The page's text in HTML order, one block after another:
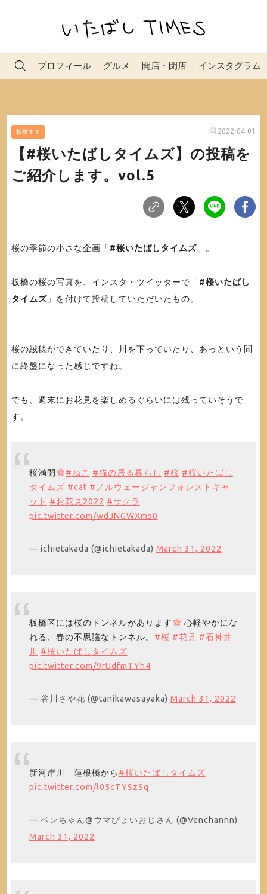
プロフィール グルメ 開店・閉店 インスタグラム
板橋ネタ 2022-04-01
【#桜いたばしタイムズ】の投稿を
ご紹介します。vol.5
桜の季節の小さな企画「 #桜いたばしタイムズ」。
板橋の桜の写真を、インスタ・ツイッターで「#桜いたばし
タイムズ」を付けて投稿していただいたもの。
桜の絨毯ができていたり、川を下っていたり、あっという間
に終盤になった感じですね。
でも、週末にお花見を楽しめるぐらいには残っていそうで
す。
桜満開 #ねこ #猫の居る暮らし #桜 #桜いたばし
タイムズ #cat #ノルウェージャンフォレストキャ
ット #お花見2022 #サクラ
pic.twitter.com/wdJNGWXms0
— ichietakada (@ichietakada) March 31, 2022
板橋区には桜のトンネルがあります
心軽やかにな
れる、春の不思議なトンネル。 #桜 #花見 #石神井
川
#桜いたばしタイムズ
pic.twitter.com/9rUdfmTYh4
— 谷川さや花 (@tanikawasayaka) March 31, 2022
新河岸川 蓮根橋から #桜いたばしタイムズ
pic.twitter.com/l05cTYSzSq
— ベンちゃん@ウマぴょいおじさん (@Venchannn)
March 31, 2022